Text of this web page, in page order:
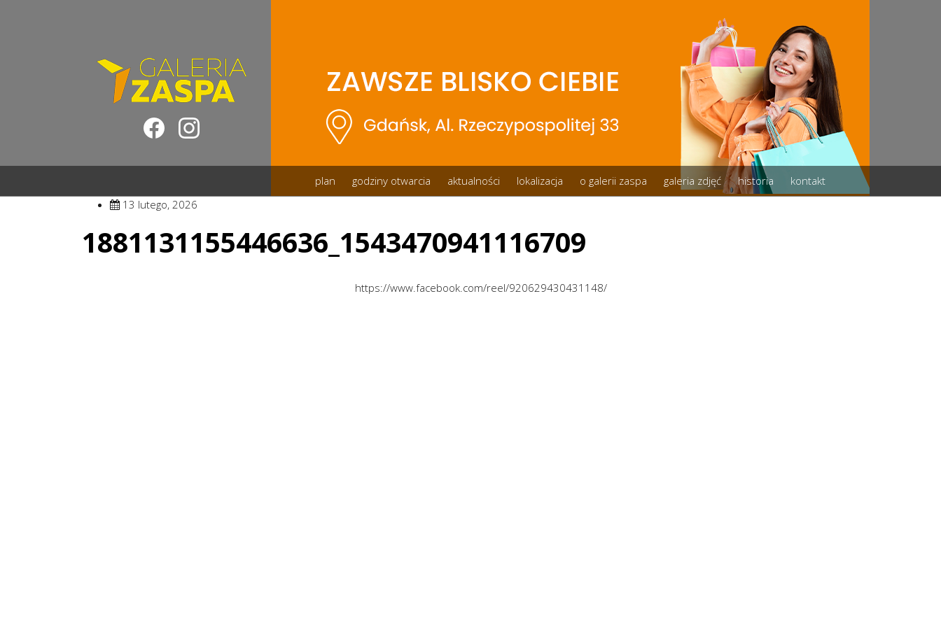
plan godziny otwarcia aktualności lokalizacja o galerii zaspa galeria zdjęć historia
kontakt
13 lutego, 2026
1881131155446636_1543470941116709
https://www.facebook.com/reel/920629430431148/